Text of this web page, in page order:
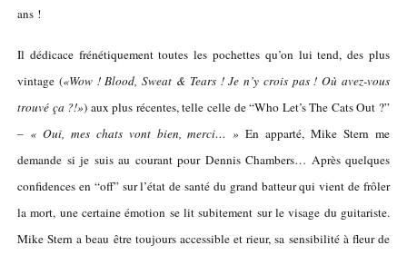
ans !
Il dédicace frénétiquement toutes les pochettes qu’on lui tend, des plus
vintage («Wow ! Blood, Sweat & Tears ! Je n’y crois pas ! Où avez-vous
trouvé ça ?!») aux plus récentes, telle celle de “Who Let’s The Cats Out ?”
– « Oui, mes chats vont bien, merci… »En apparté, Mike Stern me
demande si je suis au courant pour Dennis Chambers… Après quelques
confidences en “off” sur l’état de santé du grand batteur qui vient de frôler
la mort, une certaine émotion se lit subitement sur le visage du guitariste.
Mike Stern a beau être toujours accessible et rieur, sa sensibilité à fleur de